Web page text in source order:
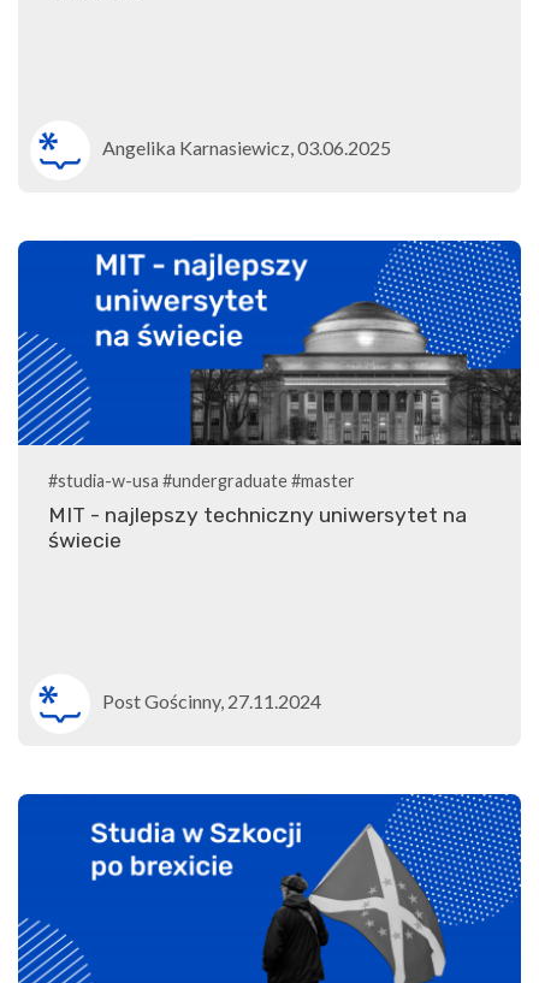
Angelika Karnasiewicz, 03.06.2025
#studia-w-usa #undergraduate#master
MIT - najlepszy techniczny uniwersytet na
świecie
Post Gościnny, 27.11.2024